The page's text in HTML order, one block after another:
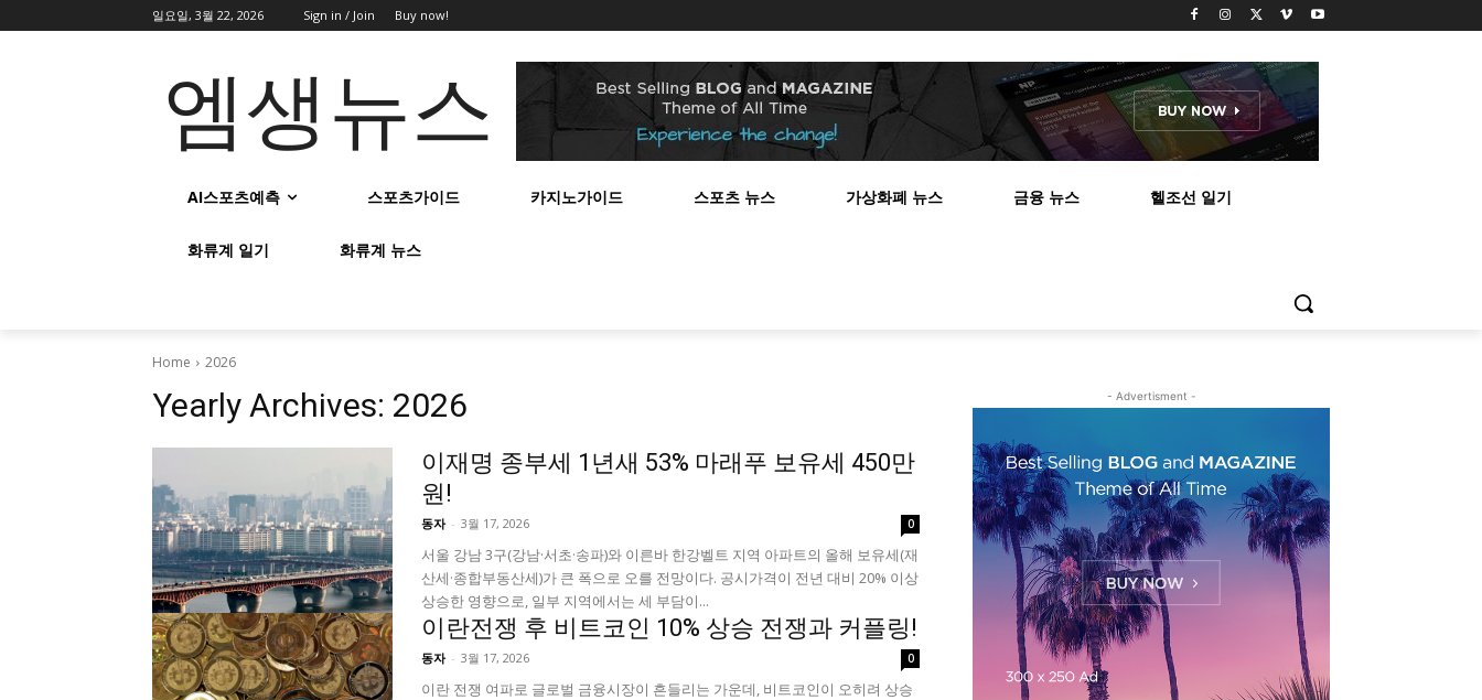
일요일, 3월 22, 2026 Sign in / Join Buy now!
엠생뉴스
AI스포츠예측 스포츠가이드 카지노가이드 스포츠 뉴스 가상화폐 뉴스 금융 뉴스 헬조선 일기
화류계 일기 화류계 뉴스
Home 2026
Yearly Archives: 2026
이재명 종부세 1년새 53% 마래푸 보유세 450만
원!
동자 - 3월 17, 2026 0
서울 강남 3구(강남·서초·송파)와 이른바 한강벨트 지역 아파트의 올해 보유세(재
산세·종합부동산세)가 큰 폭으로 오를 전망이다. 공시가격이 전년 대비 20% 이상
상승한 영향으로, 일부 지역에서는 세 부담이...
이란전쟁 후 비트코인 10% 상승 전쟁과 커플링!
동자 - 3월 17, 2026 0
이란 전쟁 여파로 글로벌 금융시장이 흔들리는 가운데, 비트코인이 오히려 상승
- Advertisment -